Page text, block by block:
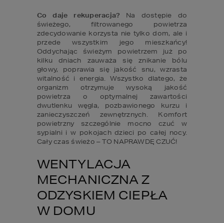
Co daje rekuperacja? Na dostępie do
świeżego, filtrowanego powietrza
zdecydowanie korzysta nie tylko dom, ale i
przede wszystkim jego mieszkańcy!
Oddychając świeżym powietrzem już po
kilku dniach zauważa się znikanie bólu
głowy, poprawia się jakość snu, wzrasta
witalność i energia. Wszystko dlatego, że
organizm otrzymuje wysoką jakość
powietrza o optymalnej zawartości
dwutlenku węgla, pozbawionego kurzu i
zanieczyszczeń zewnętrznych. Komfort
powietrzny szczególnie mocno czuć w
sypialni i w pokojach dzieci po całej nocy.
Cały czas świeżo – TO NAPRAWDĘ CZUĆ!
WENTYLACJA
MECHANICZNA Z
ODZYSKIEM CIEPŁA
W DOMU